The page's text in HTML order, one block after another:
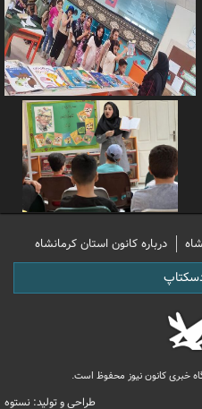
درباره کانون استان کرمانشاه
خبری کانون نیوز محفوظ است.
طراحی و تولید: نستوه